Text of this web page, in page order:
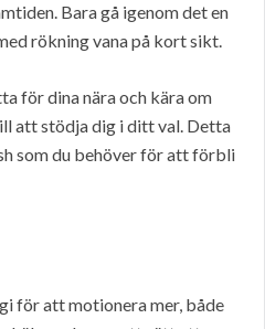
Bara gå igenom det en
rökning vana på kort sikt.
för dina nära och kära om
att stödja dig i ditt val. Detta
som du behöver för att förbli
för att motionera mer, både